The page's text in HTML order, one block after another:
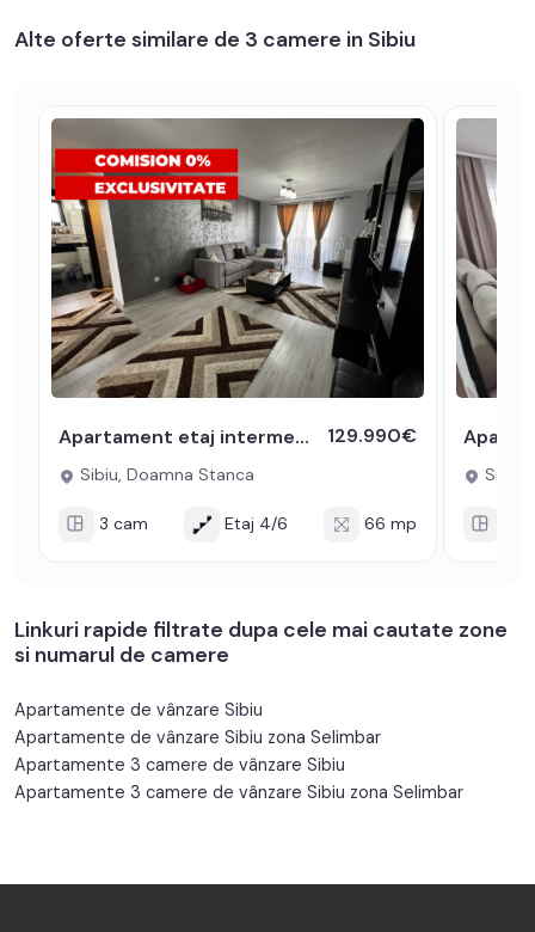
Alte oferte similare de 3 camere in Sibiu
Apartament etaj intermediar 3 camere 66 mpu 2 balcoane parcare Sibiu 129.990€
Sibiu, Doamna Stanca
3 cam Etaj 4/6 66 mp
Sibiu,
Linkuri rapide filtrate dupa cele mai cautate zone
si numarul de camere
Apartamente de vânzare Sibiu
Apartamente de vânzare Sibiu zona Selimbar
Apartamente 3 camere de vânzare Sibiu
Apartamente 3 camere de vânzare Sibiu zona Selimbar